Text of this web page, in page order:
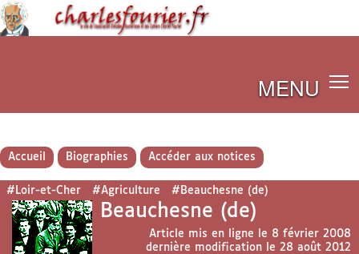
MENU
Accueil Biographies Accéder aux notices
#Loir-et-Cher #Agriculture #Beauchesne (de)
Beauchesne (de)
Article mis en ligne le 8 février 2008
dernière modification le 28 août 2012